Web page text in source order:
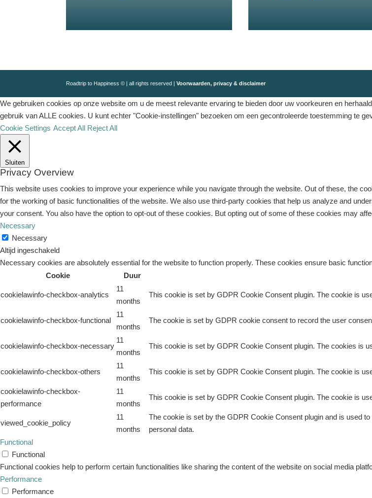
Roadtrip to Happiness © | all rights reserved |Voorwaarden, privacy & disclaimer
We gebruiken cookies op onze website om u de meest relevante ervaring te bieden door uw voorkeuren en
gebruik van ALLE cookies. U kunt echter "Cookie-instellingen" bezoeken om een ​​gecontroleerde toestemming te
Cookie Settings Accept All Reject All
Sluiten
Privacy Overview
This website uses cookies to improve your experience while you navigate through the website. Out of these, the
for the working of basic functionalities of the website. We also use third-party cookies that help us analyze and
your consent. You also have the option to opt-out of these cookies. But opting out of some of these cookies may
Necessary
Necessary
Altijd ingeschakeld
Necessary cookies are absolutely essential for the website to function properly. These cookies ensure basic
Cookie
Duur
cookielawinfo-checkbox-analytics
11
months
This cookie is set by GDPR Cookie Consent plugin. The cookie is
cookielawinfo-checkbox-functional
11
months
The cookie is set by GDPR cookie consent to record the user
cookielawinfo-checkbox-necessary
11
months
This cookie is set by GDPR Cookie Consent plugin. The cookies is
cookielawinfo-checkbox-others
11
months
This cookie is set by GDPR Cookie Consent plugin. The cookie is
cookielawinfo-checkbox-
performance
11
months
This cookie is set by GDPR Cookie Consent plugin. The cookie is
viewed_cookie_policy
11
months
The cookie is set by the GDPR Cookie Consent plugin and is used
personal data.
Functional
Functional
Functional cookies help to perform certain functionalities like sharing the content of the website on social media
Performance
Performance